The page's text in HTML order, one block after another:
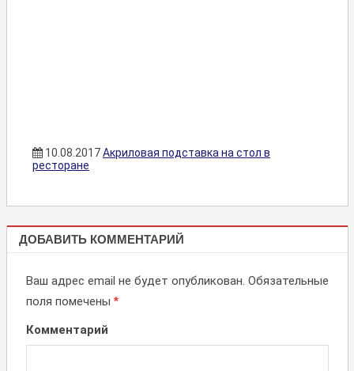
10.08.2017Акриловая подставка на стол в
ресторане
ПЛАСТИКОВЫЕ,
АКРИЛОВЫЕ
ДОБАВИТЬ КОММЕНТАРИЙ
Ваш адрес email не будет опубликован. Обязательные
поля помечены *
Комментарий